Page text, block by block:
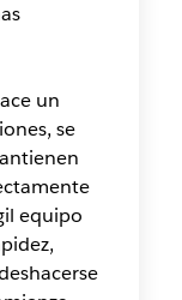
un
se
equipo